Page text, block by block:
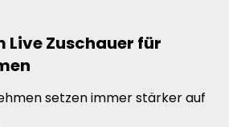
Live Zuschauer für
setzen immer stärker auf